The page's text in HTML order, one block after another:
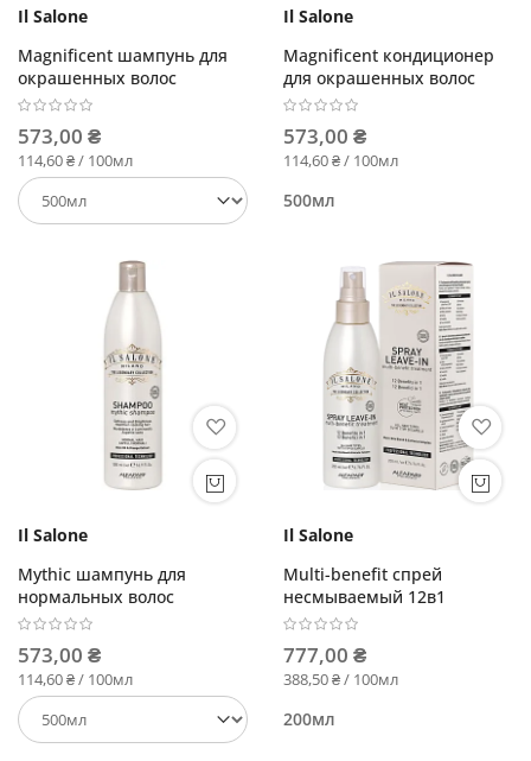
Il Salone
Magnificent шампунь для
окрашенных волос
573,00 ₴
114,60 ₴ / 100мл
Il Salone
Magnificent кондиционер
для окрашенных волос
573,00 ₴
114,60 ₴ / 100мл
500мл
Il Salone
Mythic шампунь для
нормальных волос
573,00 ₴
114,60 ₴ / 100мл
Il Salone
Multi-benefit спрей
несмываемый 12в1
777,00 ₴
388,50 ₴ / 100мл
200мл